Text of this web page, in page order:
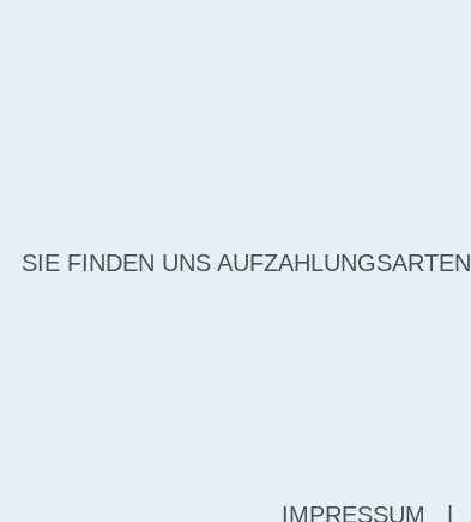
SIE FINDEN UNS AUFZAHLUNGSARTEN
IMPRESSUM